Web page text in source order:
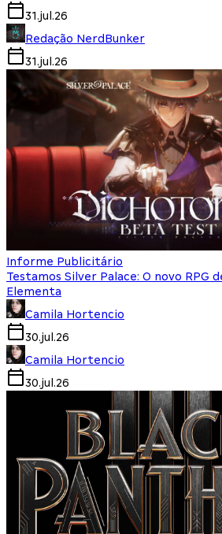
31.jul.26
Redação NerdBunker
31.jul.26
Informe Publicitário
Testamos Silver Palace: O novo RPG
Elementa
Camila Hortencio
30.jul.26
Camila Hortencio
30.jul.26